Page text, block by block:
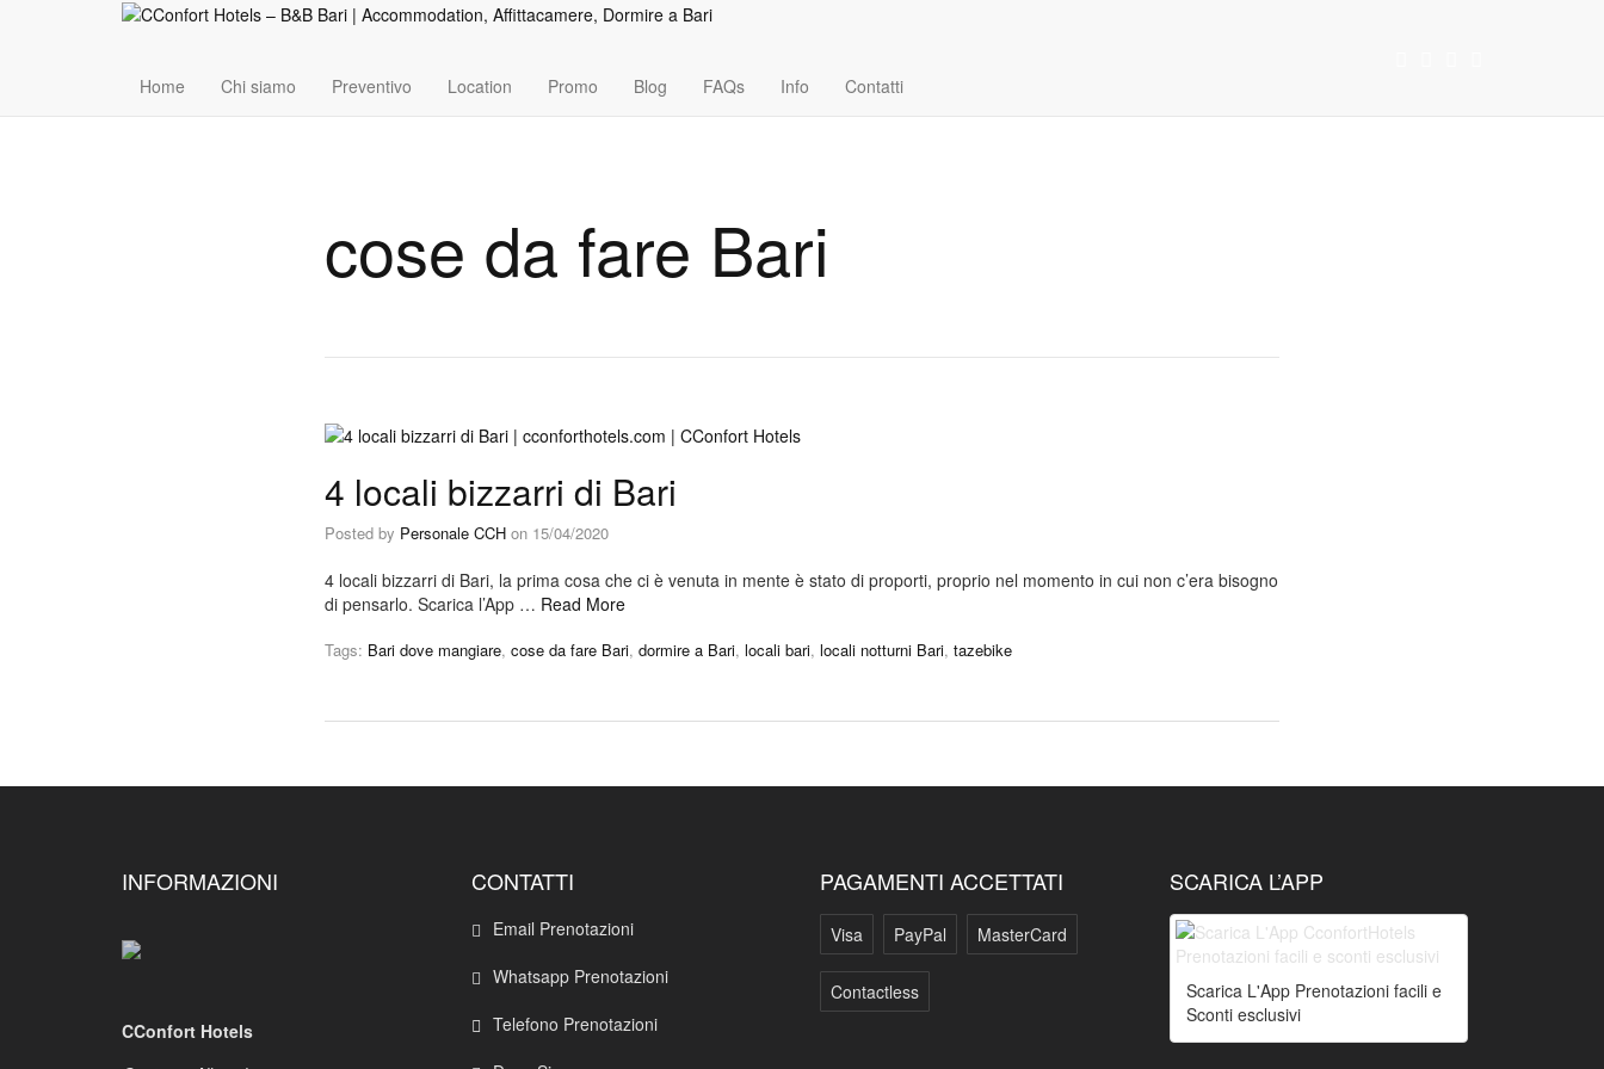
Home Chi siamo Preventivo Location Promo Blog FAQs Info Contatti
cose da fare Bari
4 locali bizzarri di Bari
Posted by Personale CCH on 15/04/2020
4 locali bizzarri di Bari, la prima cosa che ci è venuta in mente è stato di proporti, proprio nel momento in cui non c’era bisogno
di pensarlo. Scarica l’App … Read More
Tags: Bari dove mangiare, cose da fare Bari, dormire a Bari, locali bari, locali notturni Bari, tazebike
INFORMAZIONI
CConfort Hotels
CONTATTI
Email Prenotazioni
Whatsapp Prenotazioni
Telefono Prenotazioni
PAGAMENTI ACCETTATI
Visa PayPal MasterCard
Contactless
SCARICA L’APP
Scarica L'App Prenotazioni facili e
Sconti esclusivi